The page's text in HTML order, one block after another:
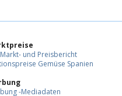
Markt- und Preisbericht
Gemüse Spanien
-Mediadaten